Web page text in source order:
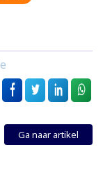
Ga naar artikel